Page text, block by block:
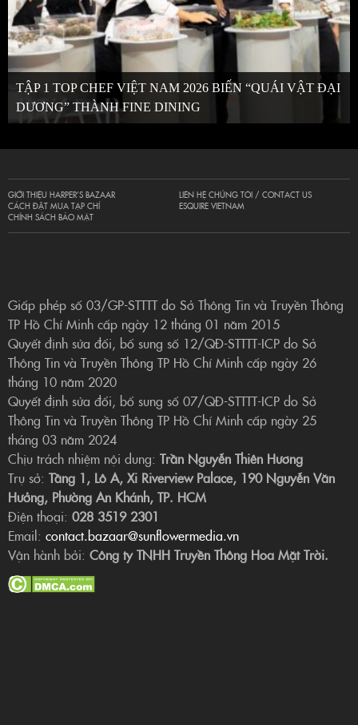
TẬP 1 TOP CHEF VIỆT NAM 2026 BIẾN “QUÁI VẬT ĐẠI
DƯƠNG” THÀNH FINE DINING
GIỚI THIỆU HARPER’S BAZAAR
CÁCH ĐẶT MUA TẠP CHÍ
CHÍNH SÁCH BẢO MẬT
LIÊN HỆ CHÚNG TÔI / CONTACT US
ESQUIRE VIETNAM
Giấp phép số 03/GP-STTTT do Sở Thông Tin và Truyền Thông
TP Hồ Chí Minh cấp ngày 12 tháng 01 năm 2015
Quyết định sửa đổi, bổ sung số 12/QĐ-STTTT-ICP do Sở
Thông Tin và Truyền Thông TP Hồ Chí Minh cấp ngày 26
tháng 10 năm 2020
Quyết định sửa đổi, bổ sung số 07/QĐ-STTTT-ICP do Sở
Thông Tin và Truyền Thông TP Hồ Chí Minh cấp ngày 25
tháng 03 năm 2024
Chịu trách nhiệm nội dung: Trần Nguyễn Thiên Hương
Trụ sở: Tầng 1, Lô A, Xi Riverview Palace, 190 Nguyễn Văn
Hưởng, Phường An Khánh, TP. HCM
Điện thoại: 028 3519 2301
Email: contact.bazaar@sunflowermedia.vn
Vận hành bởi: Công ty TNHH Truyền Thông Hoa Mặt Trời.